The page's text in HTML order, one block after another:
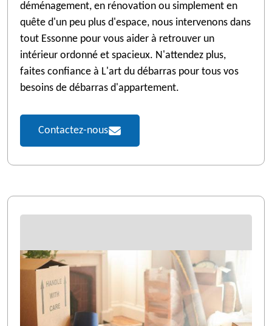
déménagement, en rénovation ou simplement en
quête d'un peu plus d'espace, nous intervenons dans
tout Essonne pour vous aider à retrouver un
intérieur ordonné et spacieux. N'attendez plus,
faites confiance à L'art du débarras pour tous vos
besoins de débarras d'appartement.
Contactez-nous